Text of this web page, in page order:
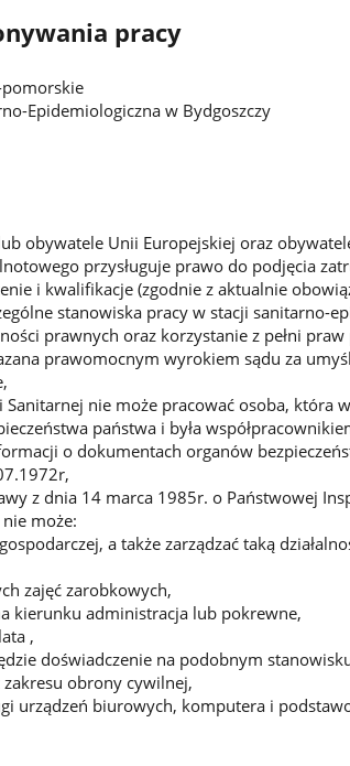
pracy
Epidemiologiczna w Bydgoszczy
obywatele Unii Europejskiej oraz
przysługuje prawo do podjęcia
i kwalifikacje (zgodnie z aktualnie
stanowiska pracy w stacji sanitarno-
prawnych oraz korzystanie z pełni
prawomocnym wyrokiem sądu za
nie może pracować osoba, która
państwa i była
o dokumentach organów
z dnia 14 marca 1985r. o Państwowej
może:
a także zarządzać taką
dodatkowych
kierunku administracja lub pokrewne,
,
doświadczenie na podobnym
obrony cywilnej,
urządzeń biurowych, komputera i